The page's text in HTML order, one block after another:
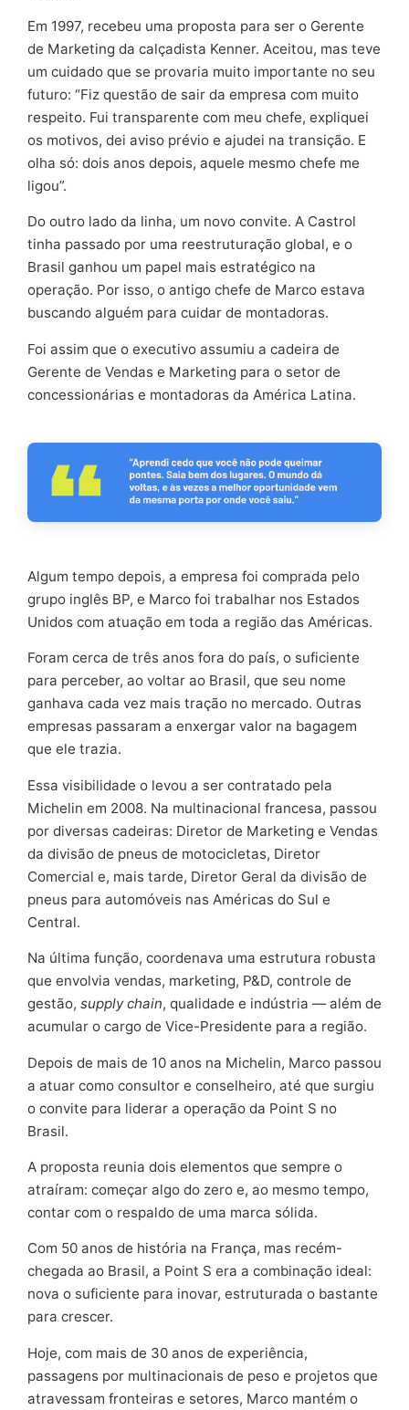
Em 1997, recebeu uma proposta para ser o Gerente
de Marketing da calçadista Kenner. Aceitou, mas teve
um cuidado que se provaria muito importante no seu
futuro: “Fiz questão de sair da empresa com muito
respeito. Fui transparente com meu chefe, expliquei
os motivos, dei aviso prévio e ajudei na transição. E
olha só: dois anos depois, aquele mesmo chefe me
ligou”.
Do outro lado da linha, um novo convite. A Castrol
tinha passado por uma reestruturação global, e o
Brasil ganhou um papel mais estratégico na
operação. Por isso, o antigo chefe de Marco estava
buscando alguém para cuidar de montadoras.
Foi assim que o executivo assumiu a cadeira de
Gerente de Vendas e Marketing para o setor de
concessionárias e montadoras da América Latina.
Algum tempo depois, a empresa foi comprada pelo
grupo inglês BP, e Marco foi trabalhar nos Estados
Unidos com atuação em toda a região das Américas.
Foram cerca de três anos fora do país, o suficiente
para perceber, ao voltar ao Brasil, que seu nome
ganhava cada vez mais tração no mercado. Outras
empresas passaram a enxergar valor na bagagem
que ele trazia.
Essa visibilidade o levou a ser contratado pela
Michelin em 2008. Na multinacional francesa, passou
por diversas cadeiras: Diretor de Marketing e Vendas
da divisão de pneus de motocicletas, Diretor
Comercial e, mais tarde, Diretor Geral da divisão de
pneus para automóveis nas Américas do Sul e
Central.
Na última função, coordenava uma estrutura robusta
que envolvia vendas, marketing, P&D, controle de
gestão, supply chain, qualidade e indústria — além de
acumular o cargo de Vice-Presidente para a região.
Depois de mais de 10 anos na Michelin, Marco passou
a atuar como consultor e conselheiro, até que surgiu
o convite para liderar a operação da Point S no
Brasil.
A proposta reunia dois elementos que sempre o
atraíram: começar algo do zero e, ao mesmo tempo,
contar com o respaldo de uma marca sólida.
Com 50 anos de história na França, mas recém-
chegada ao Brasil, a Point S era a combinação ideal:
nova o suficiente para inovar, estruturada o bastante
para crescer.
Hoje, com mais de 30 anos de experiência,
passagens por multinacionais de peso e projetos que
atravessam fronteiras e setores, Marco mantém o